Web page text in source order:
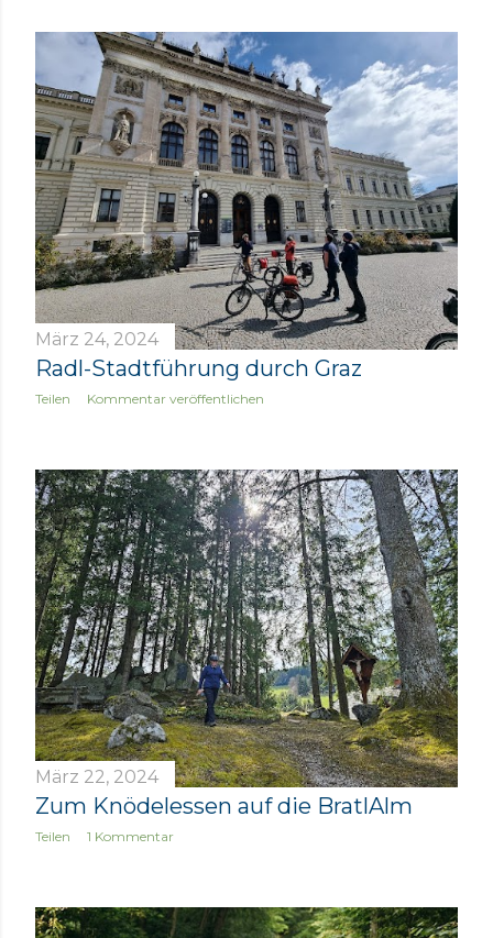
s
März 24, 2024
Radl-Stadtführung durch Graz
Teilen Kommentar veröffentlichen
März 22, 2024
Zum Knödelessen auf die BratlAlm
Teilen 1 Kommentar